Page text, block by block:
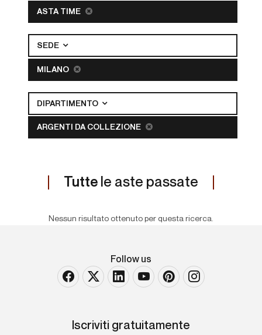
ASTA TIME
SEDE
MILANO
DIPARTIMENTO
ARGENTI DA COLLEZIONE
Tutte le aste passate
Nessun risultato ottenuto per questa ricerca.
Follow us
Iscriviti gratuitamente